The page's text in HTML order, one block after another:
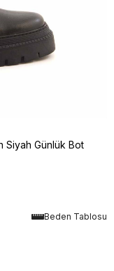
Siyah Günlük Bot
Beden Tablosu